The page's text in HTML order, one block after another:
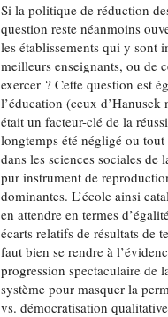
Si la politique de réduction
question reste néanmoins
les établissements qui y sont
meilleurs enseignants, ou de
exercer ? Cette question est
l’éducation (ceux
était un facteur-clé de la
longtemps été négligé ou
dans les sciences sociales
pur instrument de
dominantes. L’école ainsi
en attendre en termes
écarts relatifs de résultats de
faut bien se rendre à
progression spectaculaire de
système pour masquer la
vs. démocratisation